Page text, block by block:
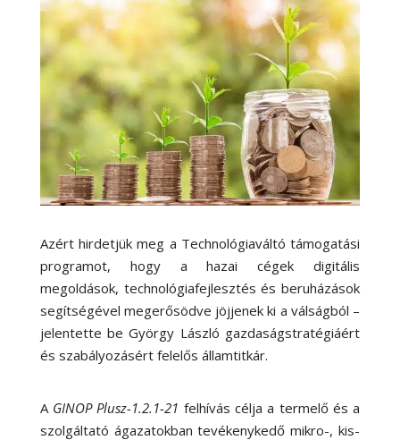
Azért hirdetjük meg a Technológiaváltó támogatási
programot, hogy a hazai cégek digitális
megoldások, technológiafejlesztés és beruházások
segítségével megerősödve jöjjenek ki a válságból –
jelentette be György László gazdaságstratégiáért
és szabályozásért felelős államtitkár.
A GINOP Plusz-1.2.1-21 felhívás célja a termelő és a
szolgáltató ágazatokban tevékenykedő mikro-, kis-